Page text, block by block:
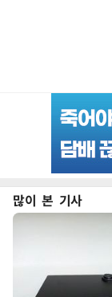
많이 본 기사